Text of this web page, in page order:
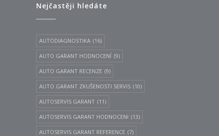
Nejčastěji hledáte
AUTODIAGNOSTIKA (16)
AUTO GARANT HODNOCENÍ (9)
AUTO GARANT RECENZE (9)
AUTO GARANT ZKUŠENOSTI SERVIS (10)
AUTOSERVIS GARANT (11)
AUTOSERVIS GARANT HODNOCENI (13)
AUTOSERVIS GARANT REFERENCE (7)